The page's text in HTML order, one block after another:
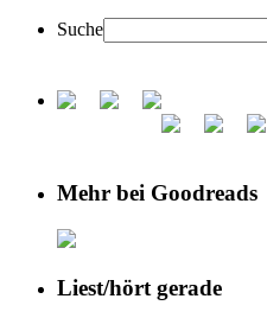
Suche
Mehr bei Goodreads
Liest/hört gerade